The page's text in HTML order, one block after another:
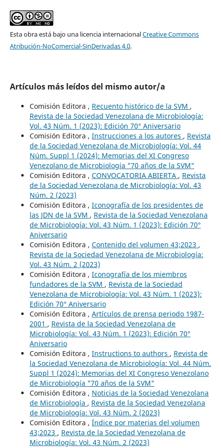
Esta obra está bajo una licencia internacionalCreative Commons
Atribución-NoComercial-SinDerivadas 4.0.
Artículos más leídos del mismo autor/a
Comisión Editora , Recuento histórico de la SVM ,
Revista de la Sociedad Venezolana de Microbiología:
Vol. 43 Núm. 1 (2023): Edición 70° Aniversario
Comisión Editora , Instrucciones a los autores , Revista
de la Sociedad Venezolana de Microbiología: Vol. 44
Núm. Suppl 1 (2024): Memorias del XI Congreso
Venezolano de Microbiología "70 años de la SVM"
Comisión Editora , CONVOCATORIA ABIERTA , Revista
de la Sociedad Venezolana de Microbiología: Vol. 43
Núm. 2 (2023)
Comisión Editora , Iconografía de los presidentes de
las JDN de la SVM , Revista de la Sociedad Venezolana
de Microbiología: Vol. 43 Núm. 1 (2023): Edición 70°
Aniversario
Comisión Editora , Contenido del volumen 43;2023 ,
Revista de la Sociedad Venezolana de Microbiología:
Vol. 43 Núm. 2 (2023)
Comisión Editora , Iconografía de los miembros
fundadores de la SVM , Revista de la Sociedad
Venezolana de Microbiología: Vol. 43 Núm. 1 (2023):
Edición 70° Aniversario
Comisión Editora , Artículos de prensa periodo 1987-
2001 , Revista de la Sociedad Venezolana de
Microbiología: Vol. 43 Núm. 1 (2023): Edición 70°
Aniversario
Comisión Editora , Instructions to authors , Revista de
la Sociedad Venezolana de Microbiología: Vol. 44 Núm.
Suppl 1 (2024): Memorias del XI Congreso Venezolano
de Microbiología "70 años de la SVM"
Comisión Editora , Noticias de la Sociedad Venezolana
de Microbiología , Revista de la Sociedad Venezolana
de Microbiología: Vol. 43 Núm. 2 (2023)
Comisión Editora , Índice por materias del volumen
43;2023 , Revista de la Sociedad Venezolana de
Microbiología: Vol. 43 Núm. 2 (2023)